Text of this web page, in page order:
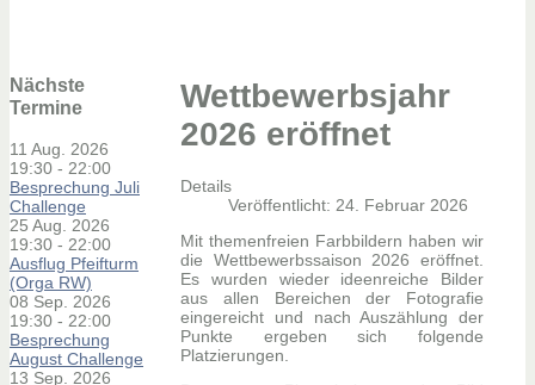
Nächste
Termine
11 Aug. 2026
19:30 - 22:00
Besprechung Juli
Challenge
25 Aug. 2026
19:30 - 22:00
Ausflug Pfeifturm
(Orga RW)
08 Sep. 2026
19:30 - 22:00
Besprechung
August Challenge
13 Sep. 2026
Wettbewerbsjahr
2026 eröffnet
Details
Veröffentlicht: 24. Februar 2026
Mit themenfreien Farbbildern haben wir
die Wettbewerbssaison 2026 eröffnet.
Es wurden wieder ideenreiche Bilder
aus allen Bereichen der Fotografie
eingereicht und nach Auszählung der
Punkte ergeben sich folgende
Platzierungen.